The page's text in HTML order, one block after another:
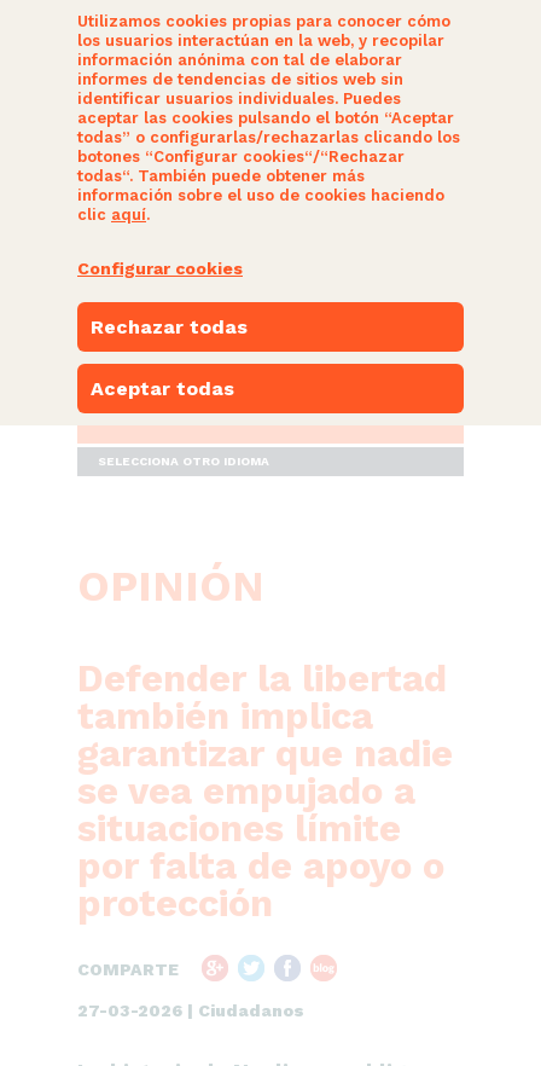
SOMOS CIUDADANOS
ACTUALIDAD
PARTICIPA
ESPACIO NARANJA
SELECCIONA OTRO IDIOMA
Utilizamos cookies propias para conocer cómo
los usuarios interactúan en la web, y recopilar
información anónima con tal de elaborar
informes de tendencias de sitios web sin
identificar usuarios individuales. Puedes
aceptar las cookies pulsando el botón “Aceptar
todas” o configurarlas/rechazarlas clicando los
botones “Configurar cookies“/“Rechazar
todas“. También puede obtener más
información sobre el uso de cookies haciendo
clic aquí.
Configurar cookies
Rechazar todas
Aceptar todas
OPINIÓN
Defender la libertad
también implica
garantizar que nadie
se vea empujado a
situaciones límite
por falta de apoyo o
protección
COMPARTE
27-03-2026 | Ciudadanos